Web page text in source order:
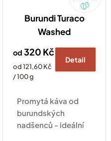
Burundi Turaco
Washed
od 320 Kč
Měrná
cena:
od 121,60 Kč
/ 100 g
Detail
Promytá káva od
burundských
nadšenců - ideální